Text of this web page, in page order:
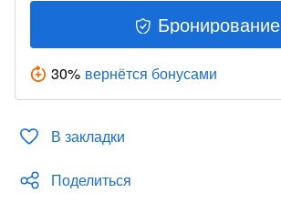
Бронирование
30% вернётся бонусами
В закладки
Поделиться